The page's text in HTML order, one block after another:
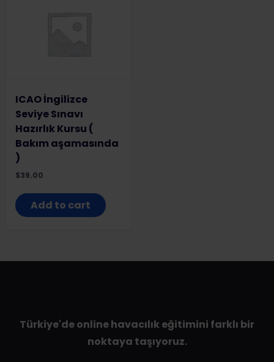
ICAO İngilizce
Seviye Sınavı
Hazırlık Kursu (
Bakım aşamasında
)
$39.00
Add to cart
Türkiye'de online havacılık eğitimini farklı bir
noktaya taşıyoruz.